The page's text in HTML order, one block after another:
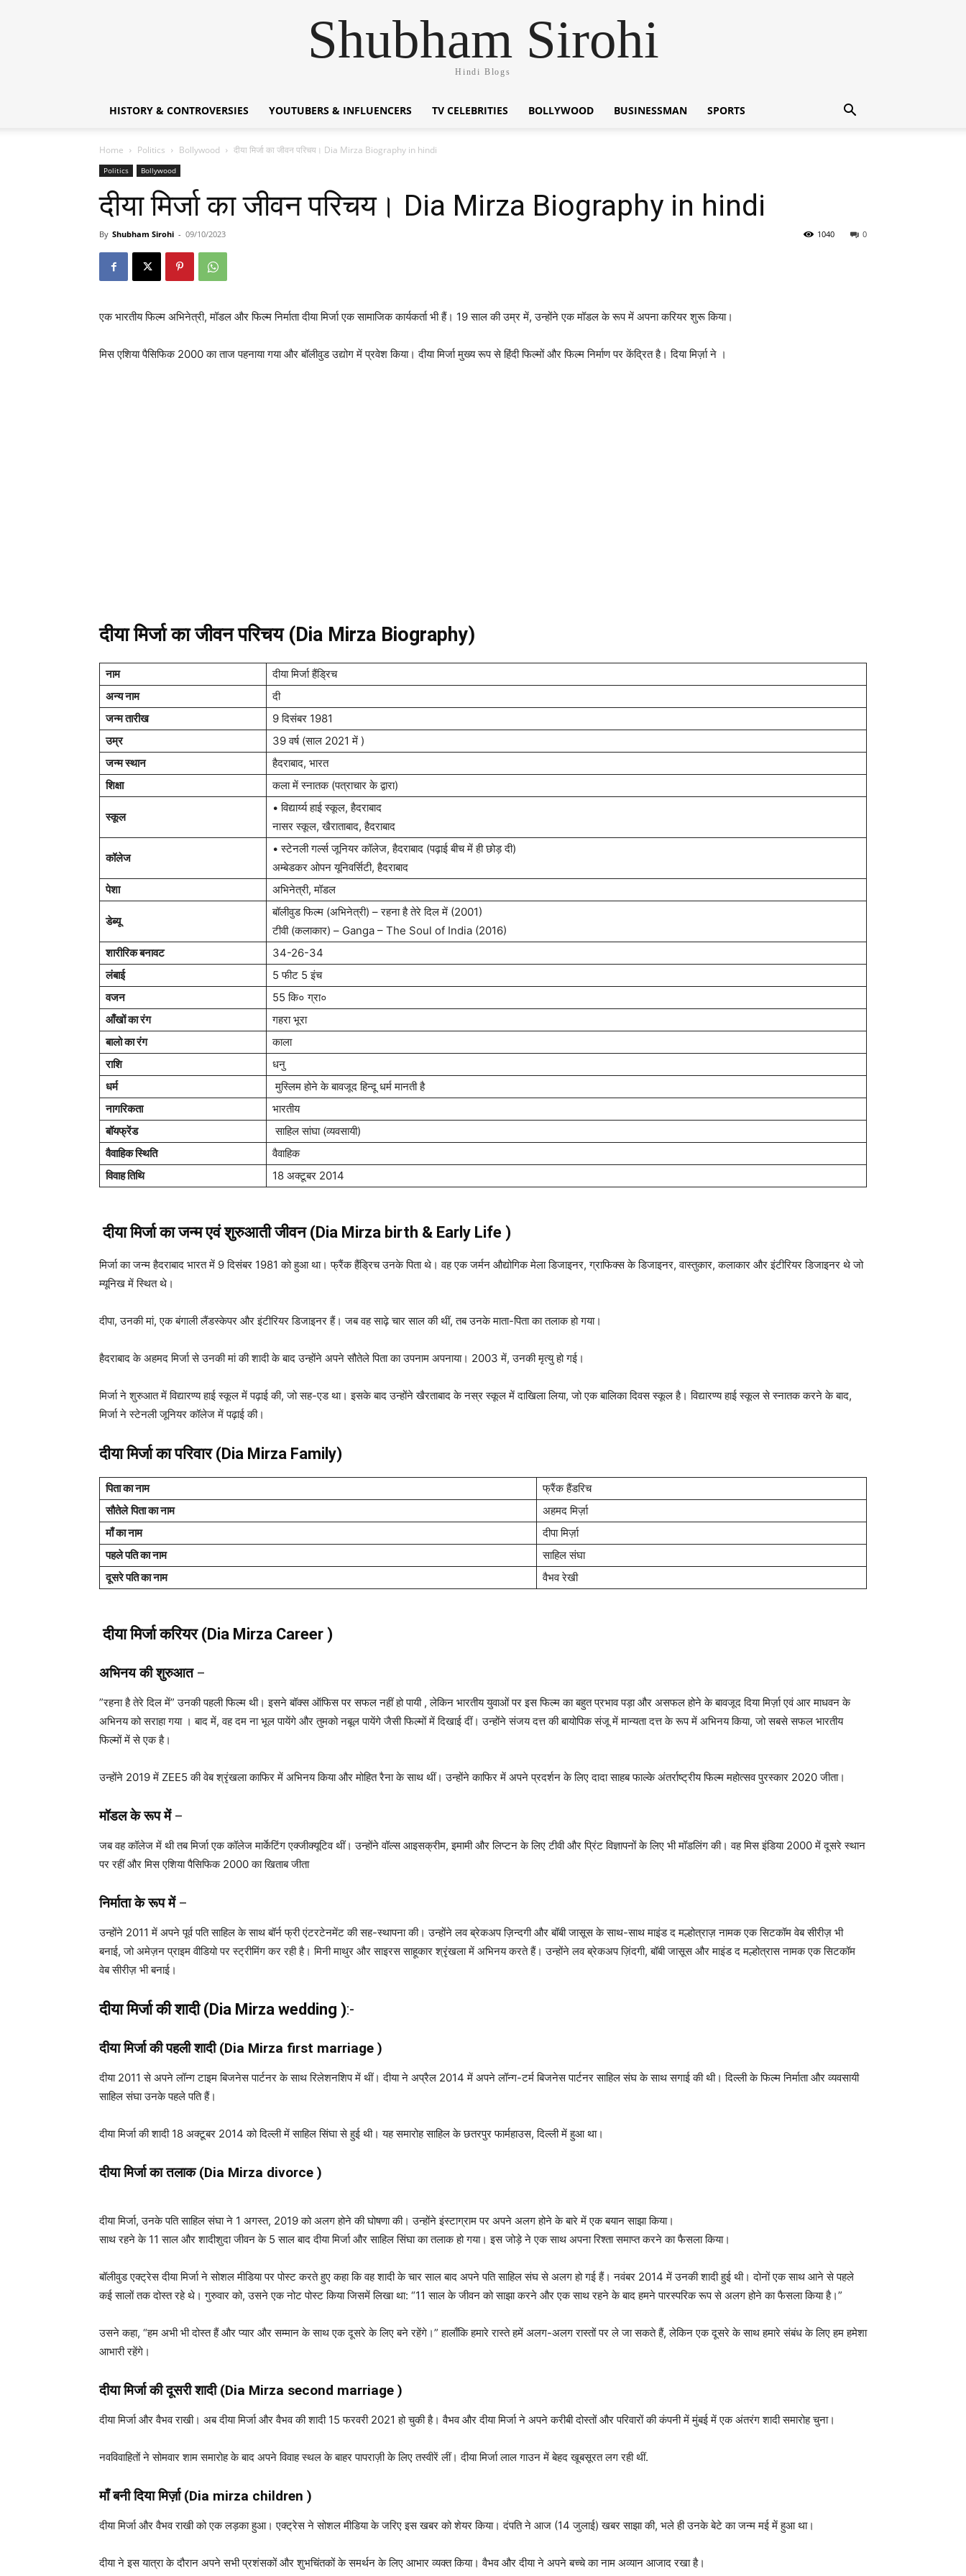
Shubham Sirohi
Hindi Blogs
HISTORY & CONTROVERSIES YOUTUBERS & INFLUENCERS TV CELEBRITIES BOLLYWOOD BUSINESSMAN SPORTS
Home Politics Bollywood दीया मिर्जा का जीवन परिचय। Dia Mirza Biography in hindi
Politics Bollywood
दीया मिर्जा का जीवन परिचय। Dia Mirza Biography in hindi
By Shubham Sirohi - 09/10/2023 0
1040
एक भारतीय फिल्म अभिनेत्री, मॉडल और फिल्म निर्माता दीया मिर्जा एक सामाजिक कार्यकर्ता भी हैं। 19 साल की उम्र में, उन्होंने एक मॉडल के रूप में अपना करियर शुरू किया।
मिस एशिया पैसिफिक 2000 का ताज पहनाया गया और बॉलीवुड उद्योग में प्रवेश किया। दीया मिर्जा मुख्य रूप से हिंदी फिल्मों और फिल्म निर्माण पर केंद्रित है। दिया मिर्ज़ा ने ।
दीया मिर्जा का जीवन परिचय (Dia Mirza Biography)
नाम
दीया मिर्जा हैंड्रिच
अन्य नाम
दी
जन्म तारीख
9 दिसंबर 1981
उम्र
39 वर्ष (साल 2021 में )
जन्म स्थान
हैदराबाद, भारत
शिक्षा
कला में स्नातक (पत्राचार के द्वारा)
स्कूल
• विद्यार्य्य हाई स्कूल, हैदराबाद
नासर स्कूल, खैराताबाद, हैदराबाद
कॉलेज
• स्टेनली गर्ल्स जूनियर कॉलेज, हैदराबाद (पढ़ाई बीच में ही छोड़ दी)
अम्बेडकर ओपन यूनिवर्सिटी, हैदराबाद
पेशा
अभिनेत्री, मॉडल
डेब्यू
बॉलीवुड फिल्म (अभिनेत्री) – रहना है तेरे दिल में (2001)
टीवी (कलाकार) – Ganga – The Soul of India (2016)
शारीरिक बनावट
34-26-34
लंबाई
5 फीट 5 इंच
वजन
55 कि० ग्रा०
आँखों का रंग
गहरा भूरा
बालो का रंग
काला
राशि
धनु
धर्म
मुस्लिम होने के बावजूद हिन्दू धर्म मानती है
नागरिकता
भारतीय
बॉयफ्रेंड
साहिल सांघा (व्यवसायी)
वैवाहिक स्थिति
वैवाहिक
विवाह तिथि
18 अक्टूबर 2014
दीया मिर्जा का जन्म एवं शुरुआती जीवन (Dia Mirza birth & Early Life )
मिर्जा का जन्म हैदराबाद भारत में 9 दिसंबर 1981 को हुआ था। फ्रैंक हैंड्रिच उनके पिता थे। वह एक जर्मन औद्योगिक मेला डिजाइनर, ग्राफिक्स के डिजाइनर, वास्तुकार, कलाकार और इंटीरियर डिजाइनर थे जो
म्यूनिख में स्थित थे।
दीपा, उनकी मां, एक बंगाली लैंडस्केपर और इंटीरियर डिजाइनर हैं। जब वह साढ़े चार साल की थीं, तब उनके माता-पिता का तलाक हो गया।
हैदराबाद के अहमद मिर्जा से उनकी मां की शादी के बाद उन्होंने अपने सौतेले पिता का उपनाम अपनाया। 2003 में, उनकी मृत्यु हो गई।
मिर्जा ने शुरुआत में विद्यारण्य हाई स्कूल में पढ़ाई की, जो सह-एड था। इसके बाद उन्होंने खैरताबाद के नस्र स्कूल में दाखिला लिया, जो एक बालिका दिवस स्कूल है। विद्यारण्य हाई स्कूल से स्नातक करने के बाद,
मिर्जा ने स्टेनली जूनियर कॉलेज में पढ़ाई की।
दीया मिर्जा का परिवार (Dia Mirza Family)
पिता का नाम
फ्रैंक हैंडरिच
सौतेले पिता का नाम
अहमद मिर्ज़ा
माँ का नाम
दीपा मिर्ज़ा
पहले पति का नाम
साहिल संघा
दूसरे पति का नाम
वैभव रेखी
दीया मिर्जा करियर (Dia Mirza Career )
अभिनय की शुरुआत –
”रहना है तेरे दिल में” उनकी पहली फिल्म थी। इसने बॉक्स ऑफिस पर सफल नहीं हो पायी , लेकिन भारतीय युवाओं पर इस फिल्म का बहुत प्रभाव पड़ा और असफल होने के बावजूद दिया मिर्ज़ा एवं आर माधवन के
अभिनय को सराहा गया । बाद में, वह दम ना भूल पायेंगे और तुमको नबूल पायेंगे जैसी फिल्मों में दिखाई दीं। उन्होंने संजय दत्त की बायोपिक संजू में मान्यता दत्त के रूप में अभिनय किया, जो सबसे सफल भारतीय
फिल्मों में से एक है।
उन्होंने 2019 में ZEE5 की वेब श्रृंखला काफिर में अभिनय किया और मोहित रैना के साथ थीं। उन्होंने काफिर में अपने प्रदर्शन के लिए दादा साहब फाल्के अंतर्राष्ट्रीय फिल्म महोत्सव पुरस्कार 2020 जीता।
मॉडल के रूप में –
जब वह कॉलेज में थी तब मिर्जा एक कॉलेज मार्केटिंग एक्जीक्यूटिव थीं। उन्होंने वॉल्स आइसक्रीम, इमामी और लिप्टन के लिए टीवी और प्रिंट विज्ञापनों के लिए भी मॉडलिंग की। वह मिस इंडिया 2000 में दूसरे स्थान
पर रहीं और मिस एशिया पैसिफिक 2000 का खिताब जीता
निर्माता के रूप में –
उन्होंने 2011 में अपने पूर्व पति साहिल के साथ बॉर्न फ्री एंटरटेनमेंट की सह-स्थापना की। उन्होंने लव ब्रेकअप ज़िन्दगी और बॉबी जासूस के साथ-साथ माइंड द मल्होत्राज़ नामक एक सिटकॉम वेब सीरीज़ भी
बनाई, जो अमेज़न प्राइम वीडियो पर स्ट्रीमिंग कर रही है। मिनी माथुर और साइरस साहूकार श्रृंखला में अभिनय करते हैं। उन्होंने लव ब्रेकअप ज़िंदगी, बॉबी जासूस और माइंड द मल्होत्रास नामक एक सिटकॉम
वेब सीरीज़ भी बनाई।
दीया मिर्जा की शादी (Dia Mirza wedding ):-
दीया मिर्जा की पहली शादी (Dia Mirza first marriage )
दीया 2011 से अपने लॉन्ग टाइम बिजनेस पार्टनर के साथ रिलेशनशिप में थीं। दीया ने अप्रैल 2014 में अपने लॉन्ग-टर्म बिजनेस पार्टनर साहिल संघ के साथ सगाई की थी। दिल्ली के फिल्म निर्माता और व्यवसायी
साहिल संघा उनके पहले पति हैं।
दीया मिर्जा की शादी 18 अक्टूबर 2014 को दिल्ली में साहिल सिंघा से हुई थी। यह समारोह साहिल के छतरपुर फार्महाउस, दिल्ली में हुआ था।
दीया मिर्जा का तलाक (Dia Mirza divorce )
दीया मिर्जा, उनके पति साहिल संघा ने 1 अगस्त, 2019 को अलग होने की घोषणा की। उन्होंने इंस्टाग्राम पर अपने अलग होने के बारे में एक बयान साझा किया।
साथ रहने के 11 साल और शादीशुदा जीवन के 5 साल बाद दीया मिर्जा और साहिल सिंघा का तलाक हो गया। इस जोड़े ने एक साथ अपना रिश्ता समाप्त करने का फैसला किया।
बॉलीवुड एक्ट्रेस दीया मिर्जा ने सोशल मीडिया पर पोस्ट करते हुए कहा कि वह शादी के चार साल बाद अपने पति साहिल संघ से अलग हो गई हैं। नवंबर 2014 में उनकी शादी हुई थी। दोनों एक साथ आने से पहले
कई सालों तक दोस्त रहे थे। गुरुवार को, उसने एक नोट पोस्ट किया जिसमें लिखा था: “11 साल के जीवन को साझा करने और एक साथ रहने के बाद हमने पारस्परिक रूप से अलग होने का फैसला किया है।”
उसने कहा, “हम अभी भी दोस्त हैं और प्यार और सम्मान के साथ एक दूसरे के लिए बने रहेंगे।” हालाँकि हमारे रास्ते हमें अलग-अलग रास्तों पर ले जा सकते हैं, लेकिन एक दूसरे के साथ हमारे संबंध के लिए हम हमेशा
आभारी रहेंगे।
दीया मिर्जा की दूसरी शादी (Dia Mirza second marriage )
दीया मिर्जा और वैभव राखी। अब दीया मिर्जा और वैभव की शादी 15 फरवरी 2021 हो चुकी है। वैभव और दीया मिर्जा ने अपने करीबी दोस्तों और परिवारों की कंपनी में मुंबई में एक अंतरंग शादी समारोह चुना।
नवविवाहितों ने सोमवार शाम समारोह के बाद अपने विवाह स्थल के बाहर पापराज़ी के लिए तस्वीरें लीं। दीया मिर्जा लाल गाउन में बेहद खूबसूरत लग रही थीं.
माँ बनी दिया मिर्ज़ा (Dia mirza children )
दीया मिर्जा और वैभव राखी को एक लड़का हुआ। एक्ट्रेस ने सोशल मीडिया के जरिए इस खबर को शेयर किया। दंपति ने आज (14 जुलाई) खबर साझा की, भले ही उनके बेटे का जन्म मई में हुआ था।
दीया ने इस यात्रा के दौरान अपने सभी प्रशंसकों और शुभचिंतकों के समर्थन के लिए आभार व्यक्त किया। वैभव और दीया ने अपने बच्चे का नाम अव्यान आजाद रखा है।